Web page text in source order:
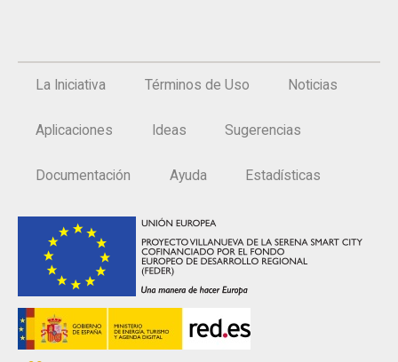
La Iniciativa Términos de Uso Noticias
Aplicaciones Ideas Sugerencias
Documentación Ayuda Estadísticas